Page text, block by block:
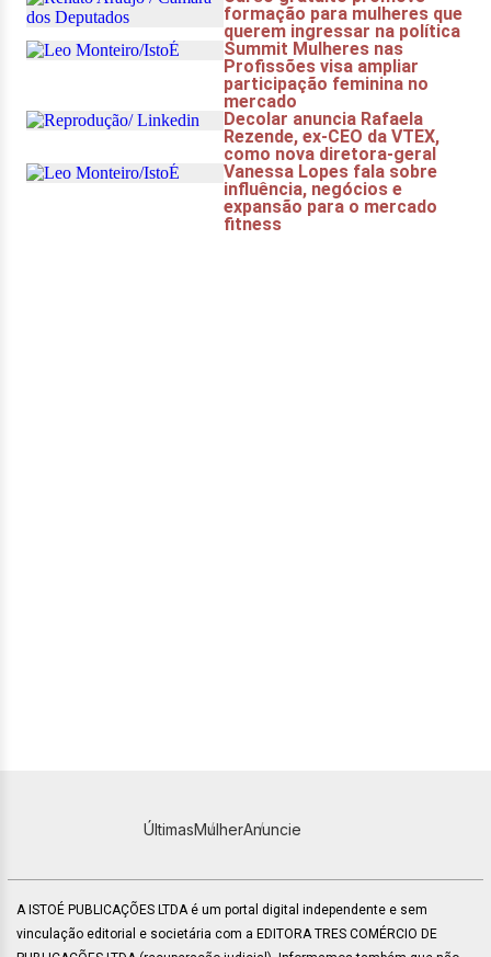
ÚltimasMulherAnuncie
A ISTOÉ PUBLICAÇÕES LTDA é um portal digital independente e sem
vinculação editorial e societária com a EDITORA TRES COMÉRCIO DE